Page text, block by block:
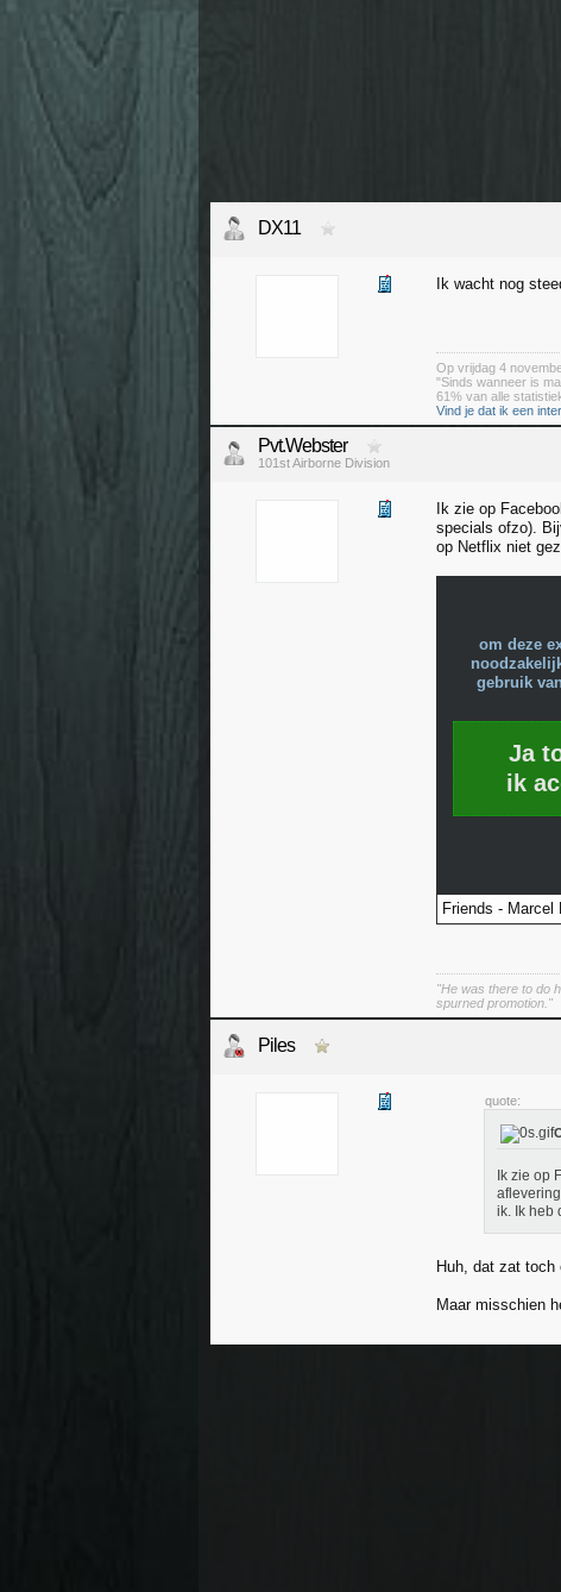
DX11
Ik wacht nog
Op vrijdag 4
"Sinds wanneer is
61% van alle
Vind je dat ik een
Pvt.Webster
101st Airborne Division
Ik zie op
specials ofzo).
op Netflix niet
om deze
gebruik
Ja
ik
Friends - Marcel
"He was there to do
spurned promotion."
Piles
quote:
Ik zie op
ik. Ik heb
Huh, dat zat toch
Maar misschien